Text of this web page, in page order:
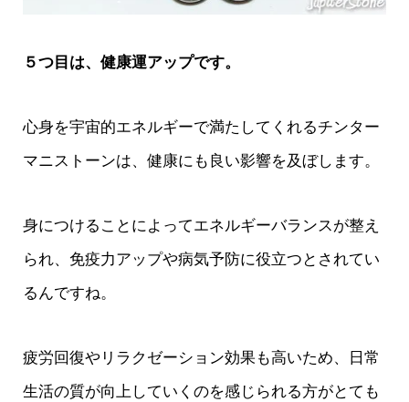
５つ目は、健康運アップです。
心身を宇宙的エネルギーで満たしてくれるチンター
マニストーンは、健康にも良い影響を及ぼします。
身につけることによってエネルギーバランスが整え
られ、免疫力アップや病気予防に役立つとされてい
るんですね。
疲労回復やリラクゼーション効果も高いため、日常
生活の質が向上していくのを感じられる方がとても